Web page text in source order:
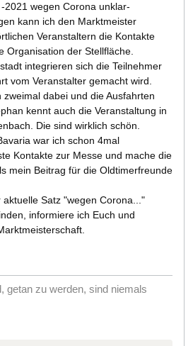
2021 wegen Corona unklar-
kann ich den Marktmeister
Veranstaltern die Kontakte
Organisation der Stellfläche.
integrieren sich die Teilnehmer
vom Veranstalter gemacht wird.
dabei und die Ausfahrten
kennt auch die Veranstaltung in
Die sind wirklich schön.
war ich schon 4mal
Kontakte zur Messe und mache die
mein Beitrag für die Oldtimerfreunde
Satz "wegen Corona..."
informiere ich Euch und
getan zu werden, sind niemals